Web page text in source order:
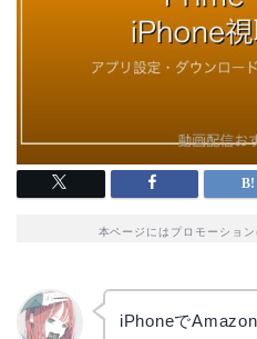
本ページにはプロモーショ
iPhoneで